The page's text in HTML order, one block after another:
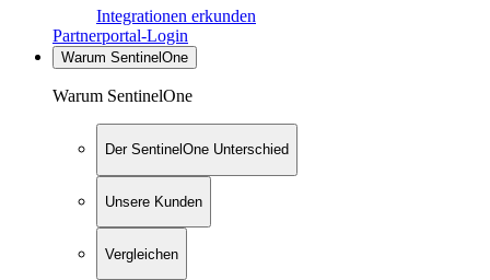
Integrationen erkunden
Partnerportal-Login
Warum SentinelOne
Warum SentinelOne
Der SentinelOne Unterschied
Unsere Kunden
Vergleichen